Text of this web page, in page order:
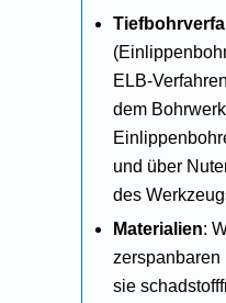
ELB-
dem
und über
des
Materialien:
zerspanbaren
sie